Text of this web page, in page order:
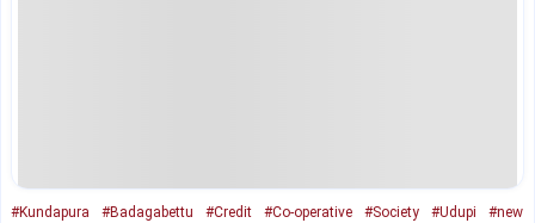
#Kundapura #Badagabettu #Credit #Co-operative #Society #Udupi
#new